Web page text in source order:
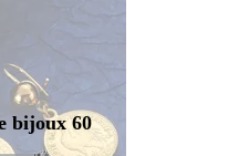
bijoux 60